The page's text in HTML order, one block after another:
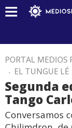
PORTAL MEDIOS
. EL TUNGUE LÉ
Segunda
Tango
Conversamos